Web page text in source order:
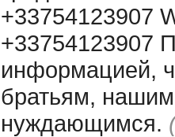
+33754123907
+33754123907
информацией,
братьям,
нуждающимся.